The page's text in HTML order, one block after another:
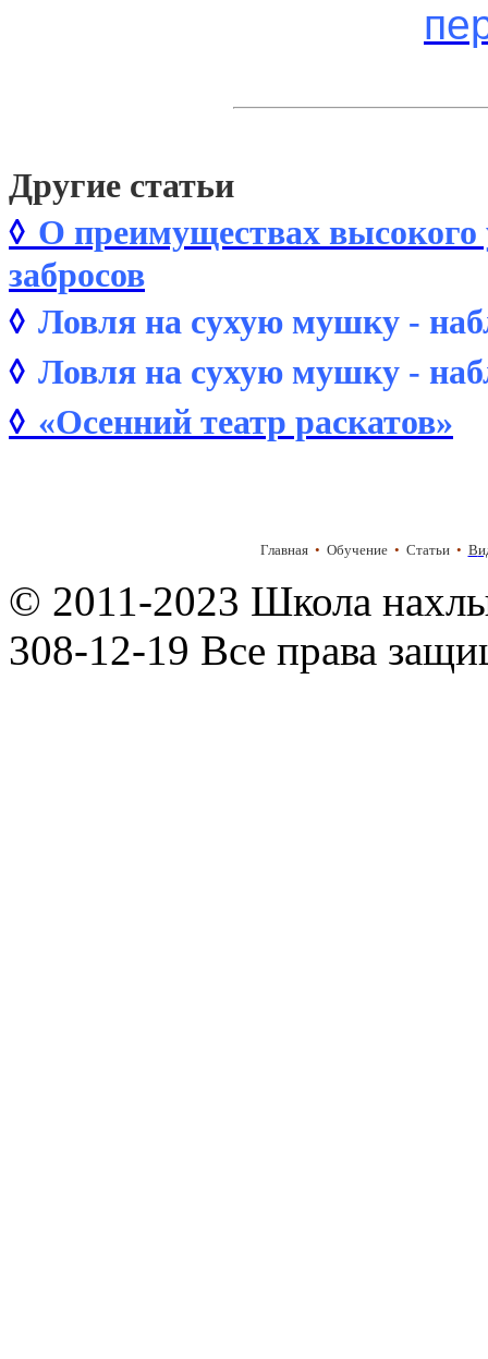
Другие статьи
◊ О преимуществах
забросов
◊ Ловля на сухую мушку -
◊ Ловля на сухую мушку -
◊ «Осенний театр раскатов»
Главная • Обучение • Статьи • В
© 2011-2023 Школа
308-12-19 Все права